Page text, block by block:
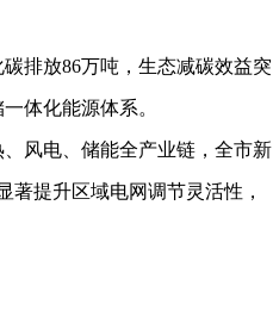
排放86万吨，生态减碳效益突
体化能源体系。
风电、储能全产业链，全市新
提升区域电网调节灵活性，